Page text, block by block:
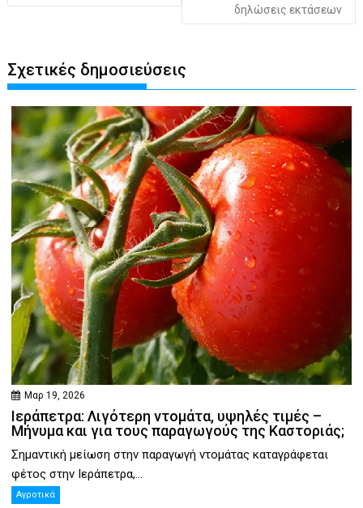
δηλώσεις εκτάσεων
Σχετικές δημοσιεύσεις
Μαρ 19, 2026
Ιεράπετρα: Λιγότερη ντομάτα, υψηλές τιμές –
Μήνυμα και για τους παραγωγούς της Καστοριάς;
Σημαντική μείωση στην παραγωγή ντομάτας καταγράφεται
φέτος στην Ιεράπετρα,...
Αγροτικά